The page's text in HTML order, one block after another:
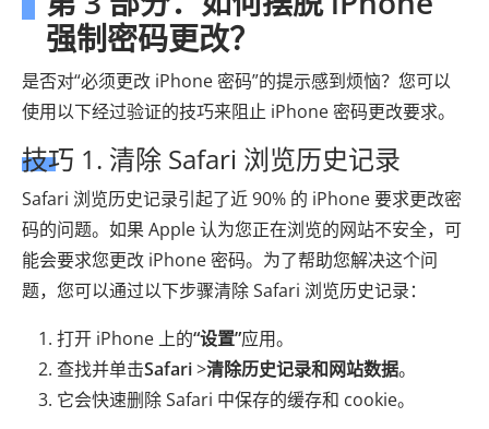
强制密码更改？
是否对“必须更改 iPhone 密码”的提示感到烦恼？您可以
使用以下经过验证的技巧来阻止 iPhone 密码更改要求。
技巧 1. 清除 Safari 浏览历史记录
Safari 浏览历史记录引起了近 90% 的 iPhone 要求更改密
码的问题。如果 Apple 认为您正在浏览的网站不安全，可
能会要求您更改 iPhone 密码。为了帮助您解决这个问
题，您可以通过以下步骤清除 Safari 浏览历史记录：
打开 iPhone 上的“设置”应用。
查找并单击Safari>清除历史记录和网站数据。
它会快速删除 Safari 中保存的缓存和 cookie。